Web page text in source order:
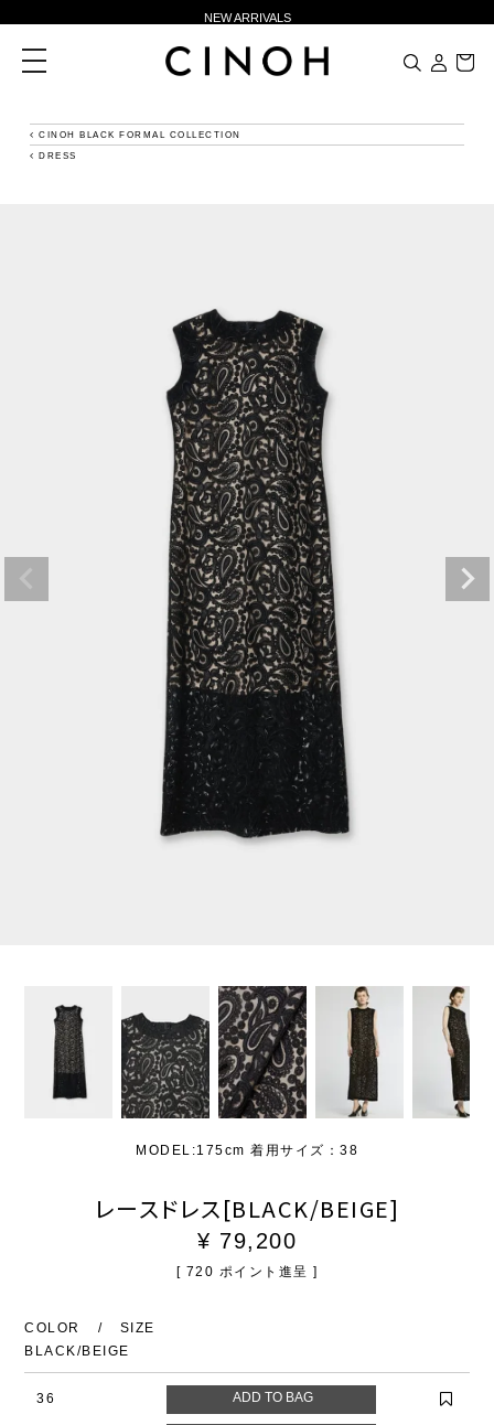
NEW ARRIVALS
新規会員登録500ポイントプレゼント
夏季休業に伴う一部業務休業のお知らせ
toggle
navigation
CINOH BLACK FORMAL COLLECTION
DRESS
MODEL:175cm 着用サイズ：38
レースドレス[BLACK/BEIGE]
¥ 79,200
[ 720 ポイント進呈 ]
COLOR
SIZE
BLACK/BEIGE
36